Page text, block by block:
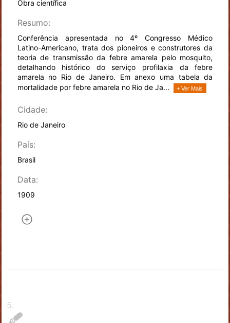
Obra científica
Resumo:
Conferência apresentada no 4º Congresso Médico
Latino-Americano, trata dos pioneiros e construtores da
teoria de transmissão da febre amarela pelo mosquito,
detalhando histórico do serviço profilaxia da febre
amarela no Rio de Janeiro. Em anexo uma tabela da
mortalidade por febre amarela no Rio de Ja...
+ Ver Mais
Cidade:
Rio de Janeiro
País:
Brasil
Data:
1909
5.